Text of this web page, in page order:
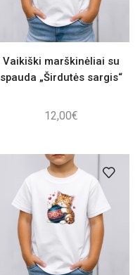
Vaikiški marškinėliai su
spauda „Širdutės sargis“
12,00€